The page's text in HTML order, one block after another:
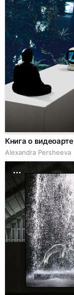
Книга о видеоарте
Alexandra Persheeva